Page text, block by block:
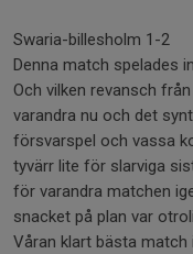
Swaria-billesholm 1-2
Denna match spelades
Och vilken revansch
varandra nu och det
försvarspel och vassa
tyvärr lite för slarviga
för varandra matchen
snacket på plan var
Våran klart bästa match